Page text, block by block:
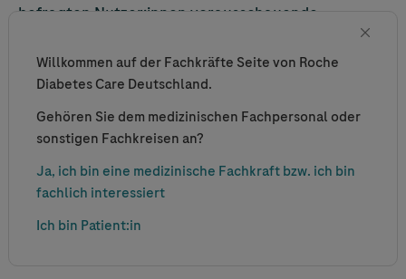
befragten Nutzer:innen vorausschauende
Messgenauigkeit oder Sensorlaufzeit.8Kein
überraschendes Ergebnis: Die Unsicherheit, den
eigenen Glukosewert und dessen Schwankungen
nicht kontrollieren zu können, zählt für Menschen
Distress. Besonders herausfordernd sind
Hypoglykämie – etwa bei körperlicher Belastung
Willkommen auf der Fachkräfte Seite von Roche
Diabetes Care Deutschland.
Gehören Sie dem medizinischen Fachpersonal oder
sonstigen Fachkreisen an?
Ja, ich bin eine medizinische Fachkraft bzw. ich bin
fachlich interessiert
Ich bin Patient:in